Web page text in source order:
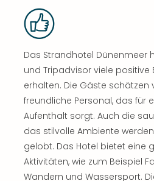
Das Strandhotel Dünenmeer
und Tripadvisor viele positive
erhalten. Die Gäste schätzen
freundliche Personal, das für
Aufenthalt sorgt. Auch die
das stilvolle Ambiente
gelobt. Das Hotel bietet eine
Aktivitäten, wie zum Beispiel
Wandern und Wassersport.